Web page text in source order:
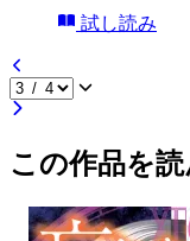
試し読み
この作品を